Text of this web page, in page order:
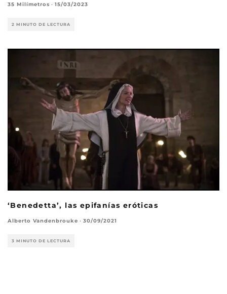
35 Milímetros · 15/03/2023
2 MINUTO DE LECTURA
‘Benedetta’, las epifanías eróticas
Alberto Vandenbrouke · 30/09/2021
3 MINUTO DE LECTURA